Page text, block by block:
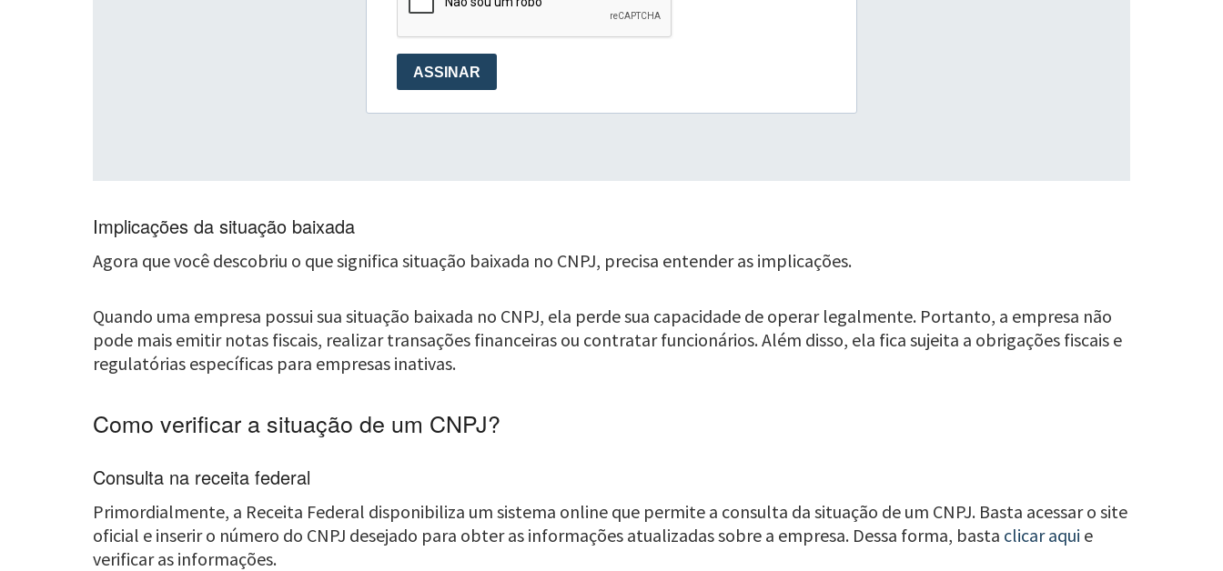
Implicações da situação baixada
Agora que você descobriu o que significa situação baixada no CNPJ, precisa entender as implicações.
Quando uma empresa possui sua situação baixada no CNPJ, ela perde sua capacidade de operar legalmente. Portanto, a empresa não
pode mais emitir notas fiscais, realizar transações financeiras ou contratar funcionários. Além disso, ela fica sujeita a obrigações fiscais e
regulatórias específicas para empresas inativas.
Como verificar a situação de um CNPJ?
Consulta na receita federal
Primordialmente, a Receita Federal disponibiliza um sistema online que permite a consulta da situação de um CNPJ. Basta acessar o site
oficial e inserir o número do CNPJ desejado para obter as informações atualizadas sobre a empresa. Dessa forma, basta clicar aqui e
verificar as informações.